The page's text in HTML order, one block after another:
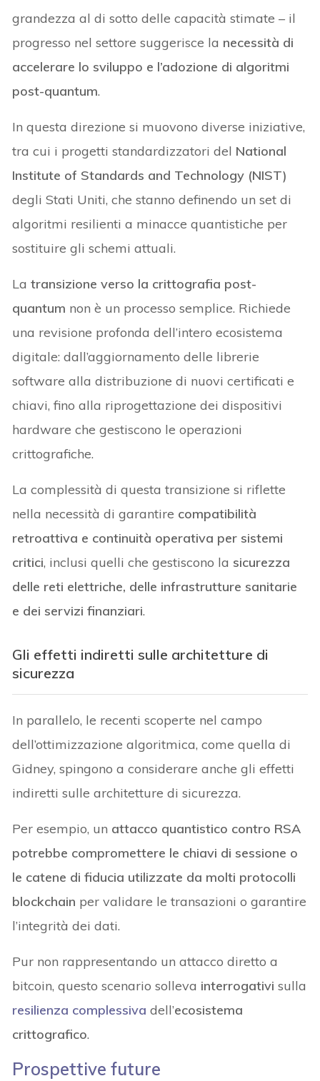
grandezza al di sotto delle capacità stimate – il
progresso nel settore suggerisce la necessità di
accelerare lo sviluppo e l’adozione di algoritmi
post-quantum.
In questa direzione si muovono diverse iniziative,
tra cui i progetti standardizzatori del National
Institute of Standards and Technology (NIST)
degli Stati Uniti, che stanno definendo un set di
algoritmi resilienti a minacce quantistiche per
sostituire gli schemi attuali.
La transizione verso la crittografia post-
quantum non è un processo semplice. Richiede
una revisione profonda dell’intero ecosistema
digitale: dall’aggiornamento delle librerie
software alla distribuzione di nuovi certificati e
chiavi, fino alla riprogettazione dei dispositivi
hardware che gestiscono le operazioni
crittografiche.
La complessità di questa transizione si riflette
nella necessità di garantire compatibilità
retroattiva e continuità operativa per sistemi
critici, inclusi quelli che gestiscono la sicurezza
delle reti elettriche, delle infrastrutture sanitarie
e dei servizi finanziari.
Gli effetti indiretti sulle architetture di
sicurezza
In parallelo, le recenti scoperte nel campo
dell’ottimizzazione algoritmica, come quella di
Gidney, spingono a considerare anche gli effetti
indiretti sulle architetture di sicurezza.
Per esempio, un attacco quantistico contro RSA
potrebbe compromettere le chiavi di sessione o
le catene di fiducia utilizzate da molti protocolli
blockchain per validare le transazioni o garantire
l’integrità dei dati.
Pur non rappresentando un attacco diretto a
bitcoin, questo scenario solleva interrogativisulla
resilienza complessiva dell’ecosistema
crittografico.
Prospettive future